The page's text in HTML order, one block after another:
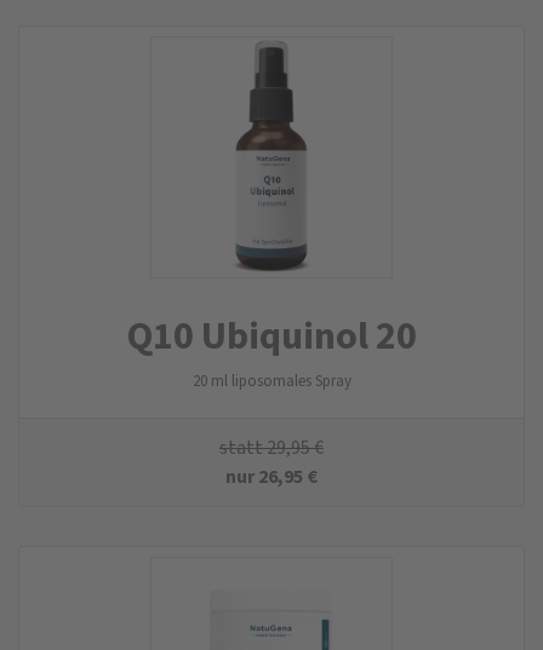
Q10 Ubiquinol 20
20 ml liposomales Spray
statt29,95€
nur26,95 €